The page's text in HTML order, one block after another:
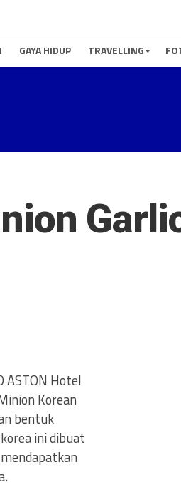
GAYA HIDUP TRAVELLING
ASTON Hotel
Korean
bentuk
ini dibuat